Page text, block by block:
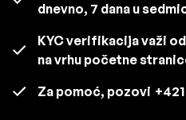
dnevno, 7 dana u
KYC verifikacija važi
na vrhu početne
Za pomoć, pozovi